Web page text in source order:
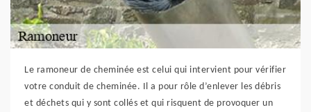
Le ramoneur de cheminée est celui qui intervient pour vérifier
votre conduit de cheminée. Il a pour rôle d’enlever les débris
et déchets qui y sont collés et qui risquent de provoquer un